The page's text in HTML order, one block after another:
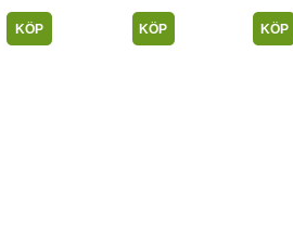
KÖP KÖP KÖP